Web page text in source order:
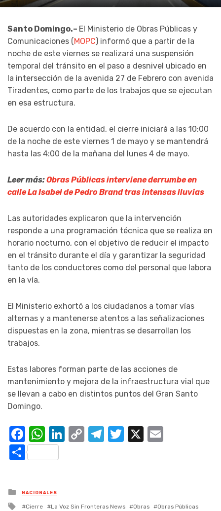
Santo Domingo.– El Ministerio de Obras Públicas y
Comunicaciones (MOPC) informó que a partir de la
noche de este viernes se realizará una suspensión
temporal del tránsito en el paso a desnivel ubicado en
la intersección de la avenida 27 de Febrero con avenida
Tiradentes, como parte de los trabajos que se ejecutan
en esa estructura.
De acuerdo con la entidad, el cierre iniciará a las 10:00
de la noche de este viernes 1 de mayo y se mantendrá
hasta las 4:00 de la mañana del lunes 4 de mayo.
Leer más:Obras Públicas interviene derrumbe en
calle La Isabel de Pedro Brand tras intensas lluvias
Las autoridades explicaron que la intervención
responde a una programación técnica que se realiza en
horario nocturno, con el objetivo de reducir el impacto
en el tránsito durante el día y garantizar la seguridad
tanto de los conductores como del personal que labora
en la vía.
El Ministerio exhortó a los ciudadanos a tomar vías
alternas y a mantenerse atentos a las señalizaciones
dispuestas en la zona, mientras se desarrollan los
trabajos.
Estas labores forman parte de las acciones de
mantenimiento y mejora de la infraestructura vial que
se llevan a cabo en distintos puntos del Gran Santo
Domingo.
Facebook
WhatsApp
LinkedIn
CopyTelegram
Twitter
X
Compartir
Posted
in
NACIONALES
Tagged
Cierre La Voz Sin Fronteras News Obras
Obras Públicas